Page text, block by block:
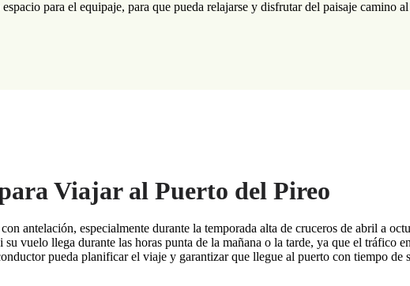
para el equipaje, para que pueda relajarse y disfrutar del paisaje camino
Viajar al Puerto del Pireo
antelación, especialmente durante la temporada alta de cruceros de abril a
vuelo llega durante las horas punta de la mañana o la tarde, ya que el tráfico
pueda planificar el viaje y garantizar que llegue al puerto con tiempo de